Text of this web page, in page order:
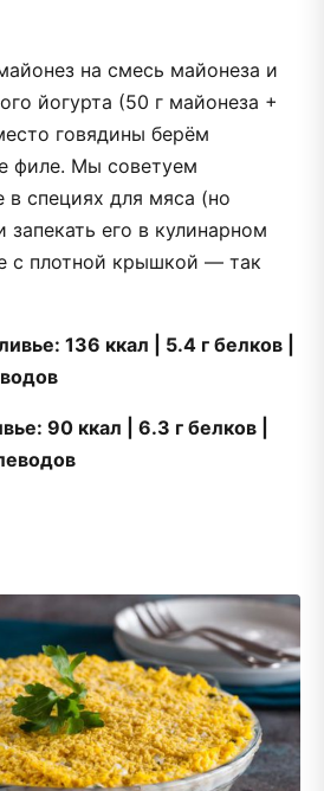
на смесь майонеза и
йогурта (50 г майонеза +
говядины берём
филе. Мы советуем
в специях для мяса (но
запекать его в кулинарном
с плотной крышкой — так
136 ккал | 5.4 г белков |
90 ккал | 6.3 г белков |